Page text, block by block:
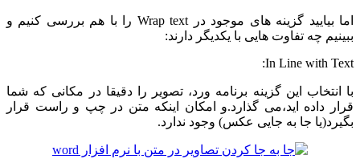
اما بیایید گزینه های موجود در Wrap text را با هم بررسی کنیم و
ببینیم چه تفاوت هایی با یکدیگر دارند:
In Line with Text:
با انتخاب این گزینه برنامه ورد، تصویر را دقیقا در مکانی که شما
قرار داده اید،می گذارد.و امکان اینکه متن در چپ و راست قرار
بگیرد(یا جا به جایی عکس) وجود ندارد.